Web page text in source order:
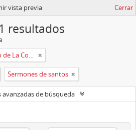
vista previa Cerrar
resultados
Convento de Santo Domingo de La Coruña
Sermones de santos
avanzadas de búsqueda